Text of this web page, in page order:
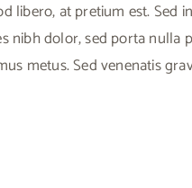
libero, at pretium est.
nibh dolor, sed porta
metus. Sed venenatis